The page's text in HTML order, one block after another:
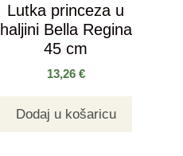
Lutka princeza u
haljini Bella Regina
45 cm
13,26 €
Dodaj u košaricu